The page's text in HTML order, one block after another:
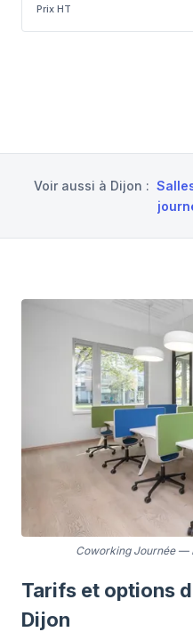
Prix HT
Voir aussi à Dijon :
Coworking Journée—
Tarifs et options
Dijon